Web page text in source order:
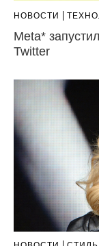
НОВОСТИ
Meta*
Twitter